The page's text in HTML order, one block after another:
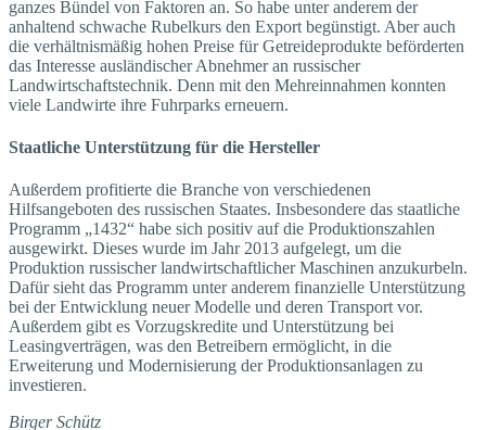
ganzes Bündel von Faktoren an. So habe unter anderem der
anhaltend schwache Rubelkurs den Export begünstigt. Aber auch
die verhältnismäßig hohen Preise für Getreideprodukte beförderten
das Interesse ausländischer Abnehmer an russischer
Landwirtschaftstechnik. Denn mit den Mehreinnahmen konnten
viele Landwirte ihre Fuhrparks erneuern.
Staatliche Unterstützung für die Hersteller
Außerdem profitierte die Branche von verschiedenen
Hilfsangeboten des russischen Staates. Insbesondere das staatliche
Programm „1432“ habe sich positiv auf die Produktionszahlen
ausgewirkt. Dieses wurde im Jahr 2013 aufgelegt, um die
Produktion russischer landwirtschaftlicher Maschinen anzukurbeln.
Dafür sieht das Programm unter anderem finanzielle Unterstützung
bei der Entwicklung neuer Modelle und deren Transport vor.
Außerdem gibt es Vorzugskredite und Unterstützung bei
Leasingverträgen, was den Betreibern ermöglicht, in die
Erweiterung und Modernisierung der Produktionsanlagen zu
investieren.
Birger Schütz